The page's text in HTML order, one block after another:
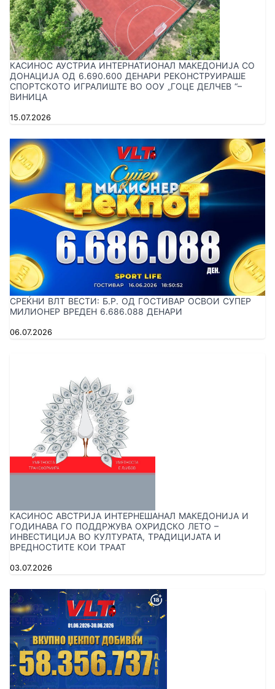
КАСИНОС АУСТРИА ИНТЕРНАТИОНАЛ МАКЕДОНИЈА СО
ДОНАЦИЈА ОД 6.690.600 ДЕНАРИ РЕКОНСТРУИРАШЕ
СПОРТСКОТО ИГРАЛИШТЕ ВО ООУ „ГОЦЕ ДЕЛЧЕВ “–
ВИНИЦА
15.07.2026
СРЕЌНИ ВЛТ ВЕСТИ: Б.Р. ОД ГОСТИВАР ОСВОИ СУПЕР
МИЛИОНЕР ВРЕДЕН 6.686.088 ДЕНАРИ
06.07.2026
КАСИНОС АВСТРИЈА ИНТЕРНЕШАНАЛ МАКЕДОНИЈА И
ГОДИНАВА ГО ПОДДРЖУВА ОХРИДСКО ЛЕТО –
ИНВЕСТИЦИЈА ВО КУЛТУРАТА, ТРАДИЦИЈАТА И
ВРЕДНОСТИТЕ КОИ ТРААТ
03.07.2026